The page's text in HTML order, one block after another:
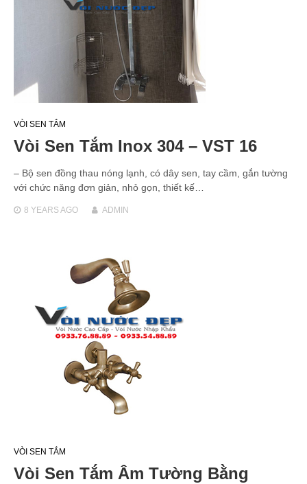
VÒI SEN TẮM
Vòi Sen Tắm Inox 304 – VST 16
– Bộ sen đồng thau nóng lạnh, có dây sen, tay cầm, gắn tường
với chức năng đơn giản, nhỏ gọn, thiết kế…
8 YEARSAGO ADMIN
VÒI SEN TẮM
Vòi Sen Tắm Âm Tường Bằng